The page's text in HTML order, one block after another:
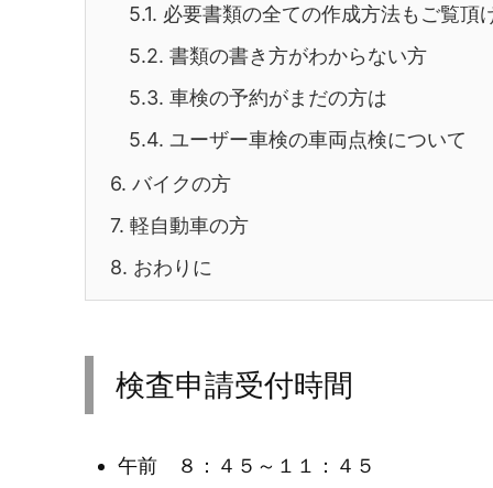
5.1. 必要書類の全ての作成方法もご覧頂
5.2. 書類の書き方がわからない方
5.3. 車検の予約がまだの方は
5.4. ユーザー車検の車両点検について
6. バイクの方
7. 軽自動車の方
8. おわりに
検査申請受付時間
午前 ８：４５～１１：４５